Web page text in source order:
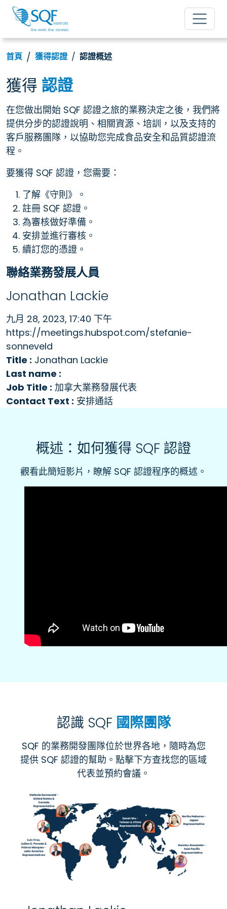
首頁 獲得認證 認證概述
獲得 認證
在您做出開始 SQF 認證之旅的業務決定之後，我們將
提供分步的認證說明、相關資源、培訓，以及支持的
客戶服務團隊，以協助您完成食品安全和品質認證流
程。
要獲得 SQF 認證，您需要：
了解《守則》。
註冊 SQF 認證。
為審核做好準備。
安排並進行審核。
續訂您的憑證。
聯絡業務發展人員
Jonathan Lackie
九月 28, 2023, 17:40 下午
https://meetings.hubspot.com/stefanie-
sonneveld
Title : Jonathan Lackie
Last name :
Job Title : 加拿大業務發展代表
Contact Text : 安排通話
概述：如何獲得 SQF 認證
觀看此簡短影片，瞭解 SQF 認證程序的概述。
認識 SQF 國際團隊
SQF 的業務開發團隊位於世界各地，隨時為您
提供 SQF 認證的幫助。點擊下方查找您的區域
代表並預約會議。